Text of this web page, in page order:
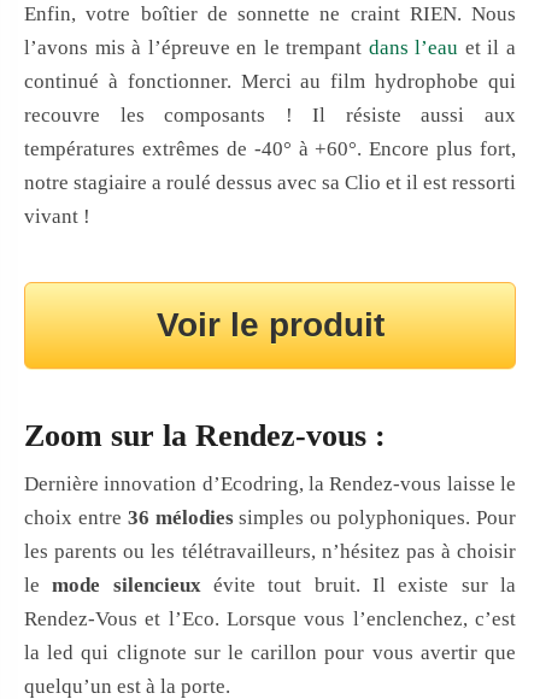
Enfin, votre boîtier de sonnette ne craint RIEN. Nous
l’avons mis à l’épreuve en le trempant dans l’eau et il a
continué à fonctionner. Merci au film hydrophobe qui
recouvre les composants ! Il résiste aussi aux
températures extrêmes de -40° à +60°. Encore plus fort,
notre stagiaire a roulé dessus avec sa Clio et il est ressorti
vivant !
Voir le produit
Zoom sur la Rendez-vous :
Dernière innovation d’Ecodring, la Rendez-vous laisse le
choix entre 36 mélodiessimples ou polyphoniques. Pour
les parents ou les télétravailleurs, n’hésitez pas à choisir
lemode silencieuxévite tout bruit. Il existe sur la
Rendez-Vous et l’Eco. Lorsque vous l’enclenchez, c’est
la led qui clignote sur le carillon pour vous avertir que
quelqu’un est à la porte.